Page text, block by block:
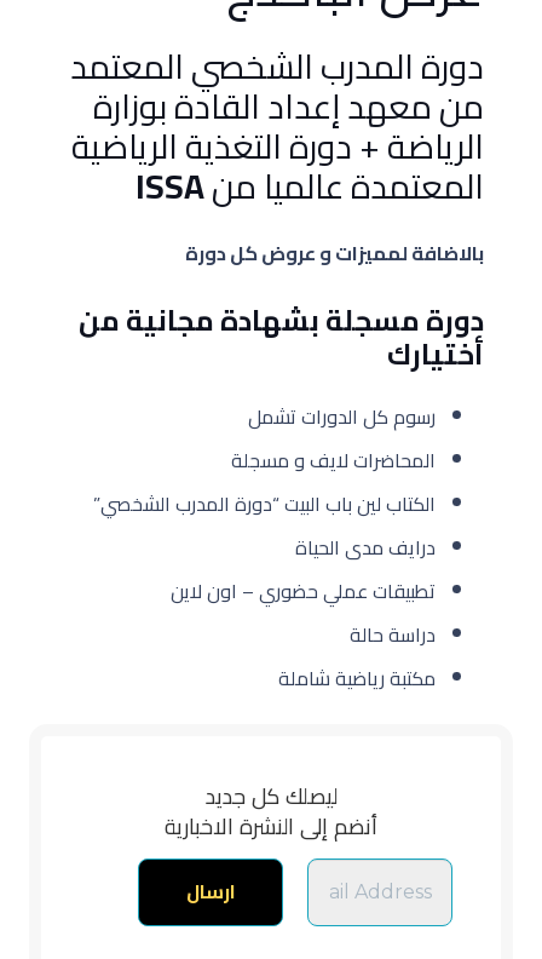
دورة المدرب الشخصي المعتمد
من معهد إعداد القادة بوزارة
الرياضة + دورة التغذية الرياضية
المعتمدة عالميا منISSA
بالاضافة لمميزات و عروض كل دورة
دورة مسجلة بشهادة مجانية من
أختيارك
رسوم كل الدورات تشمل
المحاضرات لايف و مسجلة
الكتاب لين باب البيت “دورة المدرب الشخصي”
درايف مدى الحياة
تطبيقات عملي حضوري – اون لاين
دراسة حالة
مكتبة رياضية شاملة
ليصلك كل جديد
أنضم إلى النشرة الاخبارية